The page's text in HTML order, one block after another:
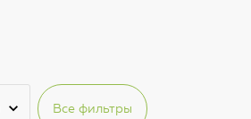
Все фильтры